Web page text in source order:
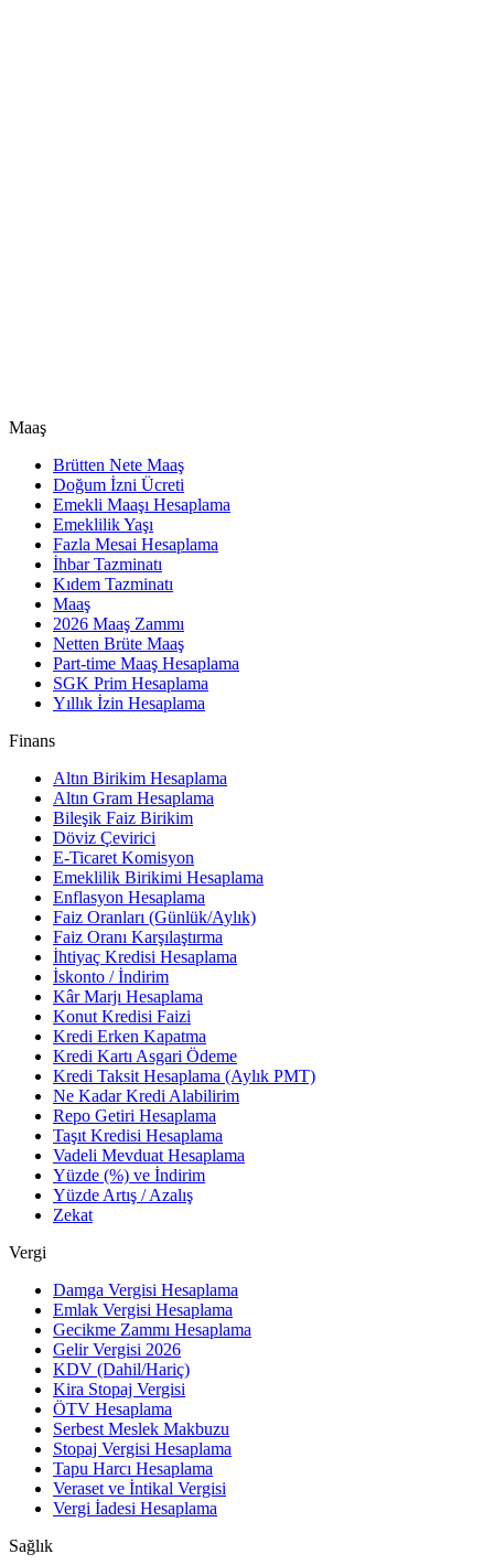
Maaş
Brütten Nete Maaş
Doğum İzni Ücreti
Emekli Maaşı Hesaplama
Emeklilik Yaşı
Fazla Mesai Hesaplama
İhbar Tazminatı
Kıdem Tazminatı
Maaş
2026 Maaş Zammı
Netten Brüte Maaş
Part-time Maaş Hesaplama
SGK Prim Hesaplama
Yıllık İzin Hesaplama
Finans
Altın Birikim Hesaplama
Altın Gram Hesaplama
Bileşik Faiz Birikim
Döviz Çevirici
E-Ticaret Komisyon
Emeklilik Birikimi Hesaplama
Enflasyon Hesaplama
Faiz Oranları (Günlük/Aylık)
Faiz Oranı Karşılaştırma
İhtiyaç Kredisi Hesaplama
İskonto / İndirim
Kâr Marjı Hesaplama
Konut Kredisi Faizi
Kredi Erken Kapatma
Kredi Kartı Asgari Ödeme
Kredi Taksit Hesaplama (Aylık PMT)
Ne Kadar Kredi Alabilirim
Repo Getiri Hesaplama
Taşıt Kredisi Hesaplama
Vadeli Mevduat Hesaplama
Yüzde (%) ve İndirim
Yüzde Artış / Azalış
Zekat
Vergi
Damga Vergisi Hesaplama
Emlak Vergisi Hesaplama
Gecikme Zammı Hesaplama
Gelir Vergisi 2026
KDV (Dahil/Hariç)
Kira Stopaj Vergisi
ÖTV Hesaplama
Serbest Meslek Makbuzu
Stopaj Vergisi Hesaplama
Tapu Harcı Hesaplama
Veraset ve İntikal Vergisi
Vergi İadesi Hesaplama
Sağlık